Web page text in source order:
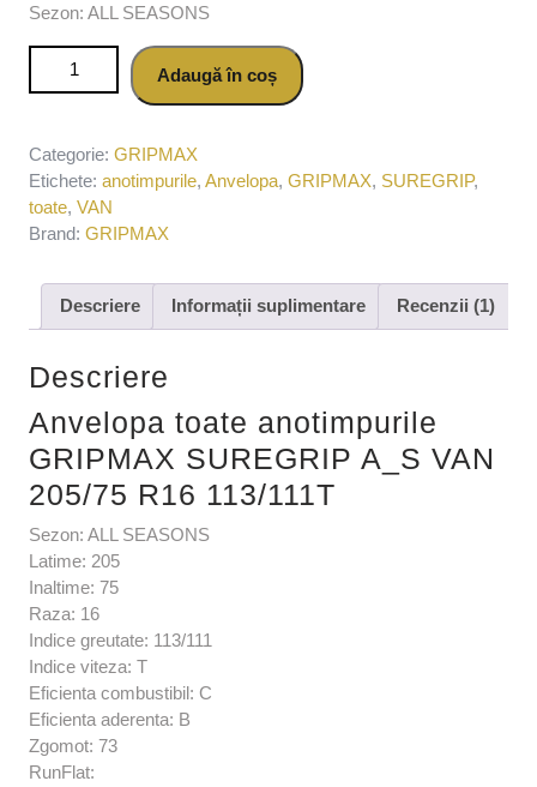
Sezon: ALL SEASONS
Cantitate Anvelopa toate anotimpurile GRIPMAX SUREGRIP
A_S VAN 205/75 R16 113/111T
Adaugă în coș
Categorie: GRIPMAX
Etichete: anotimpurile, Anvelopa, GRIPMAX, SUREGRIP,
toate, VAN
Brand: GRIPMAX
Descriere Informații suplimentare Recenzii (1)
Descriere
Anvelopa toate anotimpurile
GRIPMAX SUREGRIP A_S VAN
205/75 R16 113/111T
Sezon: ALL SEASONS
Latime: 205
Inaltime: 75
Raza: 16
Indice greutate: 113/111
Indice viteza: T
Eficienta combustibil: C
Eficienta aderenta: B
Zgomot: 73
RunFlat: